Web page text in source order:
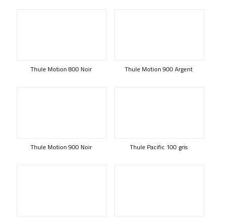
Thule Motion 800 Noir Thule Motion 900 Argent
Thule Motion 900 Noir Thule Pacific 100 gris